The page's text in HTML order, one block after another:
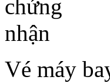
Vé máy